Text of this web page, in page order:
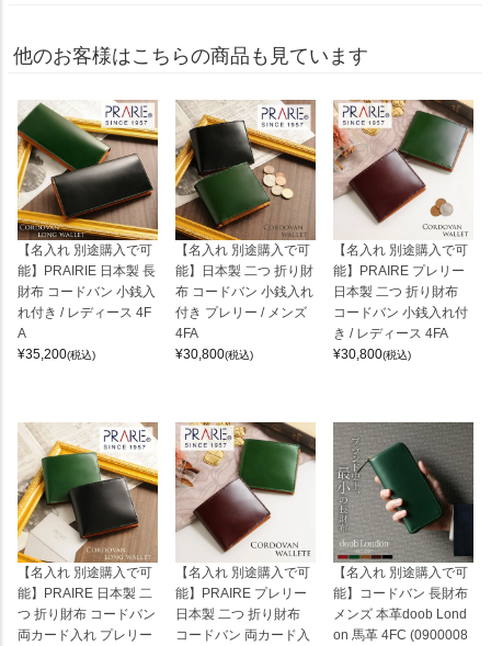
他のお客様はこちらの商品も見ています
【名入れ 別途購入で可
能】PRAIRIE 日本製 長
財布 コードバン 小銭入
れ付き / レディース 4F
A
¥35,200(税込)
【名入れ 別途購入で可
能】日本製 二つ 折り財
布 コードバン 小銭入れ
付き プレリー / メンズ
4FA
¥30,800(税込)
【名入れ 別途購入で可
能】PRAIRE プレリー
日本製 二つ 折り財布
コードバン 小銭入れ付
き / レディース 4FA
¥30,800(税込)
【名入れ 別途購入で可
能】PRAIRE 日本製 二
つ 折り財布 コードバン
両カード入れ プレリー
【名入れ 別途購入で可
能】PRAIRE プレリー
日本製 二つ 折り財布
コードバン 両カード入
【名入れ 別途購入で可
能】コードバン 長財布
メンズ 本革doob Lond
on 馬革 4FC (0900008